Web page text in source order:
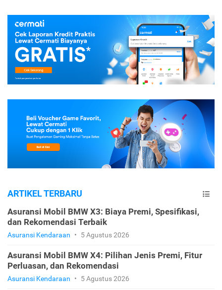
ARTIKEL TERBARU
Asuransi Mobil BMW X3: Biaya Premi, Spesifikasi,
dan Rekomendasi Terbaik
Asuransi Kendaraan • 5 Agustus 2026
Asuransi Mobil BMW X4: Pilihan Jenis Premi, Fitur
Perluasan, dan Rekomendasi
Asuransi Kendaraan • 5 Agustus 2026